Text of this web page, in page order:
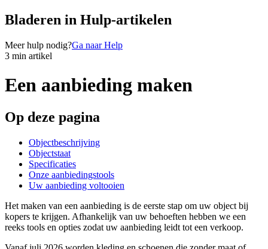
Bladeren in Hulp-artikelen
Meer hulp nodig?Ga naar Help
3 min artikel
Een aanbieding maken
Op deze pagina
Objectbeschrijving
Objectstaat
Specificaties
Onze aanbiedingstools
Uw aanbieding voltooien
Het maken van een aanbieding is de eerste stap om uw object bij
kopers te krijgen. Afhankelijk van uw behoeften hebben we een
reeks tools en opties zodat uw aanbieding leidt tot een verkoop.